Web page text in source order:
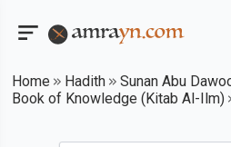
Home Hadith
Sunan Abu
Book of Knowledge (Kitab Al-Ilm)